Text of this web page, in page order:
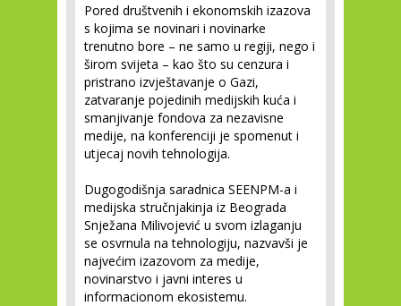
Pored društvenih i ekonomskih izazova
s kojima se novinari i novinarke
trenutno bore – ne samo u regiji, nego i
širom svijeta – kao što su cenzura i
pristrano izvještavanje o Gazi,
zatvaranje pojedinih medijskih kuća i
smanjivanje fondova za nezavisne
medije, na konferenciji je spomenut i
utjecaj novih tehnologija.
Dugogodišnja saradnica SEENPM-a i
medijska stručnjakinja iz Beograda
Snježana Milivojević u svom izlaganju
se osvrnula na tehnologiju, nazvavši je
najvećim izazovom za medije,
novinarstvo i javni interes u
informacionom ekosistemu.